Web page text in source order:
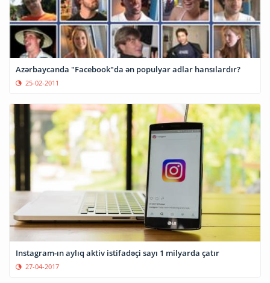
Azərbaycanda "Facebook"da ən populyar adlar hansılardır?
25-02-2011
Instagram-ın aylıq aktiv istifadəçi sayı 1 milyarda çatır
27-04-2017